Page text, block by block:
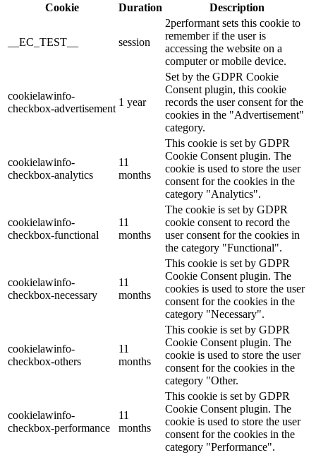
Cookie
Duration Description
__EC_TEST__ session
2performant sets this cookie to
remember if the user is
accessing the website on a
computer or mobile device.
cookielawinfo-
checkbox-advertisement
1 year
Set by the GDPR Cookie
Consent plugin, this cookie
records the user consent for the
cookies in the "Advertisement"
category.
cookielawinfo-
checkbox-analytics
11
months
This cookie is set by GDPR
Cookie Consent plugin. The
cookie is used to store the user
consent for the cookies in the
category "Analytics".
cookielawinfo-
checkbox-functional
11
months
The cookie is set by GDPR
cookie consent to record the
user consent for the cookies in
the category "Functional".
cookielawinfo-
checkbox-necessary
11
months
This cookie is set by GDPR
Cookie Consent plugin. The
cookies is used to store the user
consent for the cookies in the
category "Necessary".
cookielawinfo-
checkbox-others
11
months
This cookie is set by GDPR
Cookie Consent plugin. The
cookie is used to store the user
consent for the cookies in the
category "Other.
cookielawinfo-
checkbox-performance
11
months
This cookie is set by GDPR
Cookie Consent plugin. The
cookie is used to store the user
consent for the cookies in the
category "Performance".